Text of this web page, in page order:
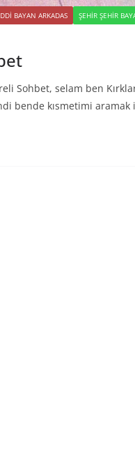
BAYAN ARKADAS ŞEHIR ŞEHIR
Sohbet, selam ben
bende kısmetimi aramak